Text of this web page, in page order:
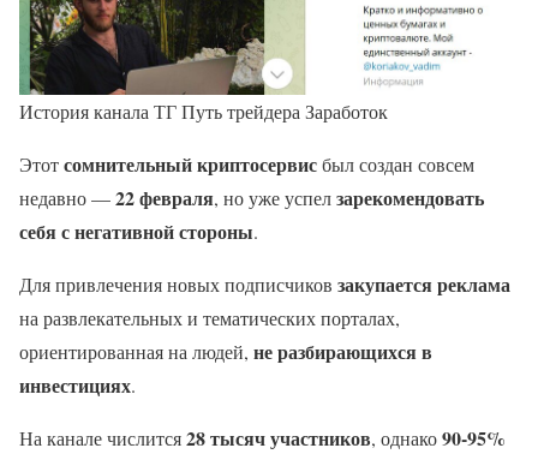
История канала ТГ Путь трейдера Заработок
Этотсомнительный криптосервисбыл создан совсем
недавно —22 февраля, но уже успелзарекомендовать
себя с негативной стороны.
Для привлечения новых подписчиков закупается реклама
на развлекательных и тематических порталах,
ориентированная на людей, не разбирающихся в
инвестициях.
На канале числится28 тысяч участников, однако90-95%